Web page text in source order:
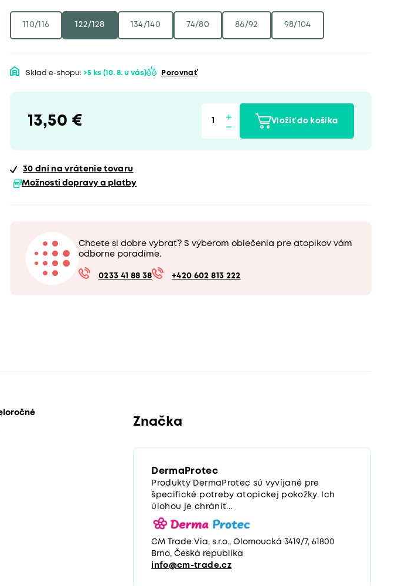
110/116 122/128 134/140 74/80 86/92 98/104
Sklad e-shopu: >5 ks (10. 8. u vás) Porovnať
13,50 € Vložiť do košíka
30 dní na vrátenie tovaru
Možnosti dopravy a platby
Chcete si dobre vybrať? S výberom oblečenia pre atopikov vám
odborne poradíme.
0233 41 88 38 +420 602 813 222
Značka
DermaProtec
Produkty DermaProtec sú vyvíjané pre
špecifické potreby atopickej pokožky. Ich
úlohou je chrániť...
CM Trade Via, s.r.o., Olomoucká 3419/7, 61800
Brno, Česká republika
info@cm-trade.cz